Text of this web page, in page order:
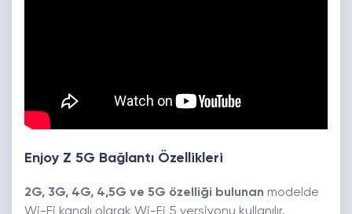
Enjoy Z 5G Bağlantı Özellikleri
2G, 3G, 4G, 4,5G ve 5G özelliği bulunan modelde